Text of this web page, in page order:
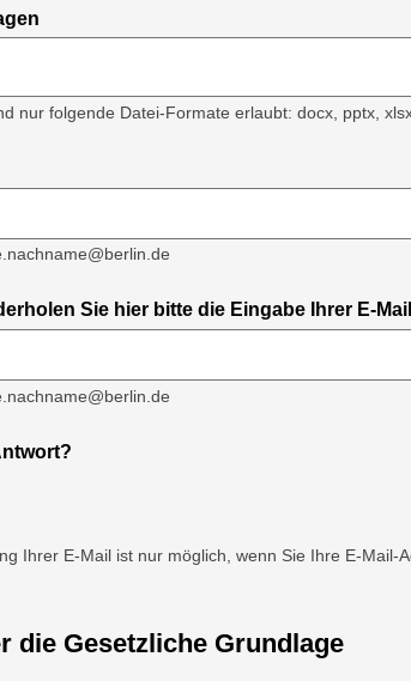
nur folgende Datei-Formate erlaubt: docx, pptx,
Sie hier bitte die Eingabe Ihrer E-
Ihrer E-Mail ist nur möglich, wenn Sie Ihre E-Mail-
die Gesetzliche Grundlage